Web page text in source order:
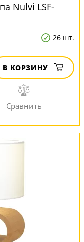
Nulvi LSF-
26 шт.
В КОРЗИНУ